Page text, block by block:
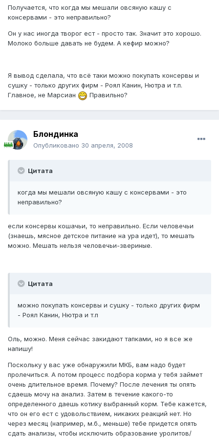
Получается, что когда мы мешали овсяную кашу с
консервами - это неправильно?
Он у нас иногда творог ест - просто так. Значит это хорошо.
Молоко больше давать не будем. А кефир можно?
Я вывод сделала, что всё таки можно покупать консервы и
сушку - только других фирм - Роял Канин, Нютра и т.п.
Главное, не Марсиан
Правильно?
Блондинка
Опубликовано 30 апреля, 2008
Цитата
когда мы мешали овсяную кашу с консервами - это
неправильно?
если консервы кошачьи, то неправильно. Если человечьи
(знаешь, мясное детское питание на ура идет), то мешать
можно. Мешать нельзя человечьи-звериные.
Цитата
можно покупать консервы и сушку - только других фирм
- Роял Канин, Нютра и т.п
Оль, можно. Меня сейчас закидают тапками, но я все же
напишу!
Поскольку у вас уже обнаружили МКБ, вам надо будет
пролечиться. А потом процесс подбора корма у тебя займет
очень длительное время. Почему? После лечения ты опять
сдаешь мочу на анализ. Затем в течение какого-то
определенного даешь котику выбранный корм. Тебе кажется,
что он его ест с удовольствием, никаких реакций нет. Но
через месяц (например, м.б., меньше) тебе придется опять
сдать анализы, чтобы исключить образование уролитов/